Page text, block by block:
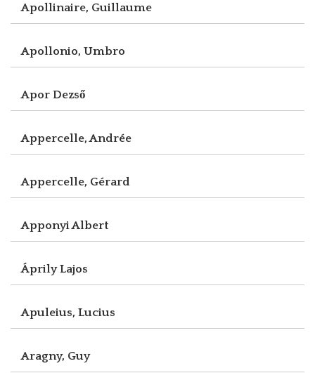
Apollinaire, Guillaume
Apollonio, Umbro
Apor Dezső
Appercelle, Andrée
Appercelle, Gérard
Apponyi Albert
Áprily Lajos
Apuleius, Lucius
Aragny, Guy